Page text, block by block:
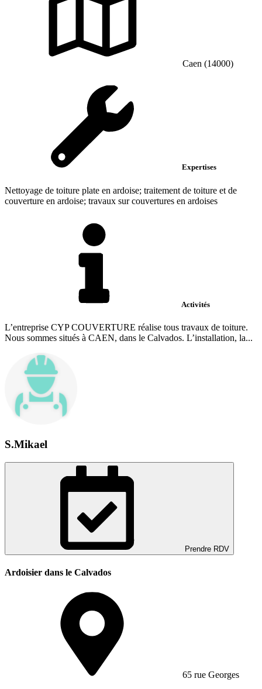
Caen (14000)
Expertises
Nettoyage de toiture plate en ardoise; traitement de toiture et de
couverture en ardoise; travaux sur couvertures en ardoises
Activités
L’entreprise CYP COUVERTURE réalise tous travaux de toiture.
Nous sommes situés à CAEN, dans le Calvados. L’installation, la...
S.Mikael
Prendre RDV
Ardoisier dans le Calvados
65 rue Georges